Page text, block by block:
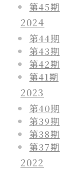
第45期
2024
第44期
第43期
第42期
第41期
2023
第40期
第39期
第38期
第37期
2022